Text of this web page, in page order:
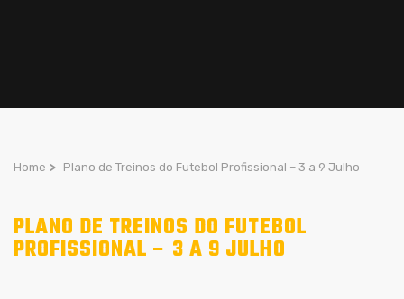
Home > Plano de Treinos do Futebol Profissional – 3 a 9 Julho
PLANO DE TREINOS DO FUTEBOL
PROFISSIONAL – 3 A 9 JULHO